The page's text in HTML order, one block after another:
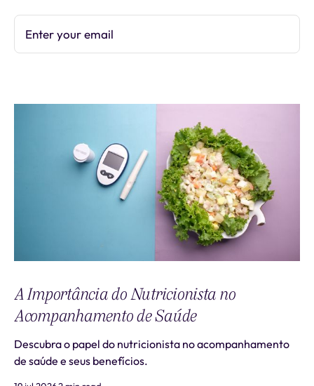
Enter your email
A Importância do Nutricionista no
Acompanhamento de Saúde
Descubra o papel do nutricionista no acompanhamento
de saúde e seus benefícios.